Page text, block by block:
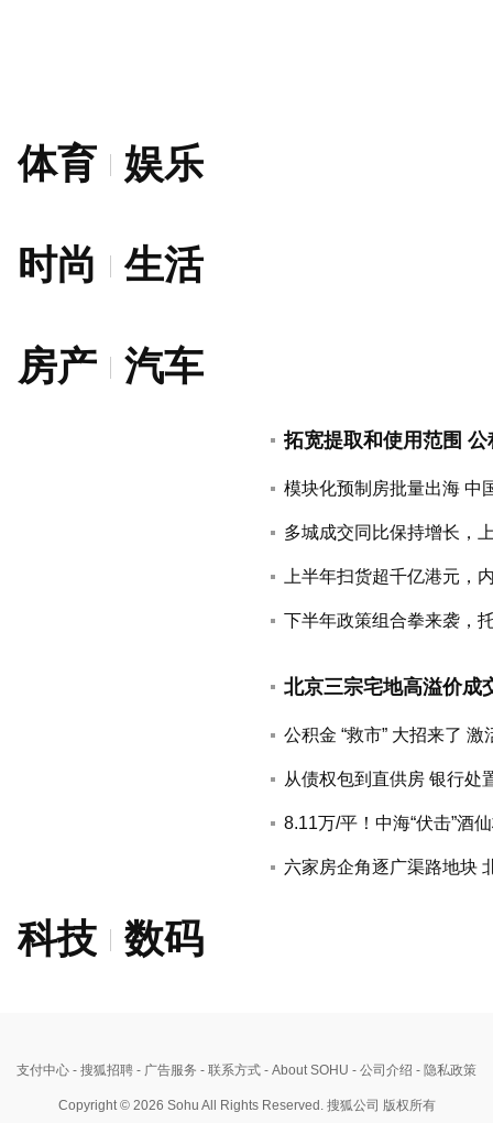
体育 娱乐
时尚 生活
房产 汽车
拓宽提取和使用范围
模块化预制房批量出海 中
多城成交同比保持增长，
上半年扫货超千亿港元，
下半年政策组合拳来袭，
公积金 “救市” 大招来了
从债权包到直供房 银行处
8.11万/平！中海“伏击”酒
六家房企角逐广渠路地块
科技 数码
支付中心 - 搜狐招聘 - 广告服务 - 联系方式 - About SOHU - 公司介绍 - 隐私政策
Copyright © 2026 Sohu All Rights Reserved. 搜狐公司 版权所有